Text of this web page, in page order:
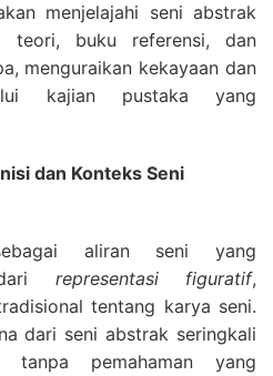
menjelajahi seni abstrak
teori, buku referensi, dan
menguraikan kekayaan dan
kajian pustaka yang
dan Konteks Seni
aliran seni yang
representasi figuratif,
tentang karya seni.
dari seni abstrak seringkali
pemahaman yang